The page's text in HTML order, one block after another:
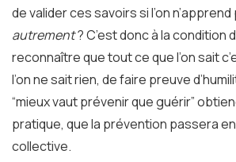
de valider ces savoirs si l’on
autrement? C’est donc à la condition
reconnaître que tout ce que l’on sait
l’on ne sait rien, de faire preuve
“mieux vaut prévenir que guérir”
pratique, que la prévention passera
collective.